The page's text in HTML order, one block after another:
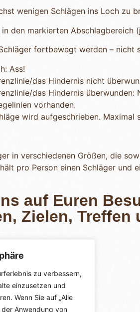
zu verbessern,
einzusetzen und
Wenn Sie auf „Alle
Anwendung von
wenigen Schlägen ins Loch zu
den markierten
fortbewegt werden – nicht
Ass!
das Hindernis nicht
das Hindernis
vorhanden.
wird aufgeschrieben.
in verschiedenen Größen, die
pro Person einen Schläger und
auf Euren
Zielen, Treffen